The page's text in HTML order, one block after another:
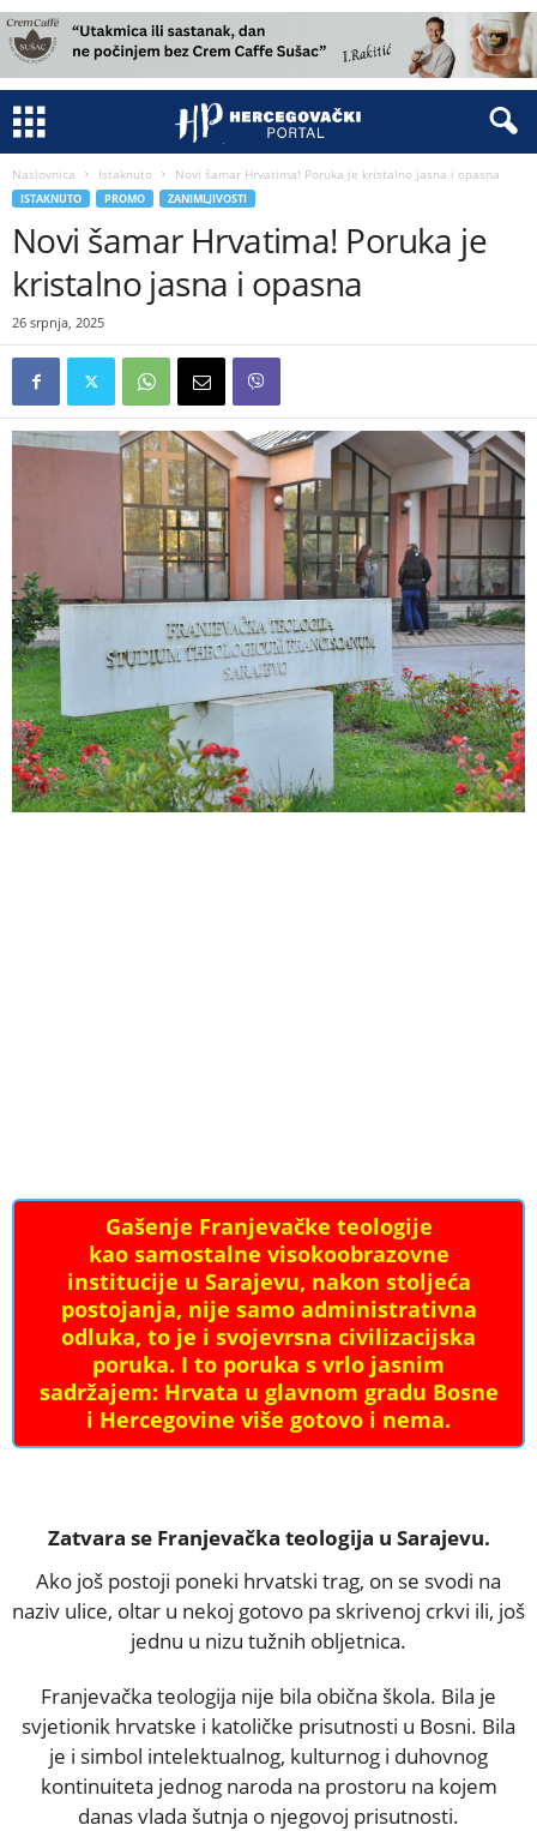
Naslovnica Istaknuto Novi šamar Hrvatima! Poruka je kristalno jasna i opasna
ISTAKNUTO PROMO ZANIMLJIVOSTI
Novi šamar Hrvatima! Poruka je
kristalno jasna i opasna
26 srpnja, 2025
Gašenje Franjevačke teologije
kao samostalne visokoobrazovne
institucije u Sarajevu, nakon stoljeća
postojanja, nije samo administrativna
odluka, to je i svojevrsna civilizacijska
poruka. I to poruka s vrlo jasnim
sadržajem: Hrvata u glavnom gradu Bosne
i Hercegovine više gotovo i nema.
Zatvara se Franjevačka teologija u Sarajevu.
Ako još postoji poneki hrvatski trag, on se svodi na
naziv ulice, oltar u nekoj gotovo pa skrivenoj crkvi ili, još
jednu u nizu tužnih obljetnica.
Franjevačka teologija nije bila obična škola. Bila je
svjetionik hrvatske i katoličke prisutnosti u Bosni. Bila
je i simbol intelektualnog, kulturnog i duhovnog
kontinuiteta jednog naroda na prostoru na kojem
danas vlada šutnja o njegovoj prisutnosti.